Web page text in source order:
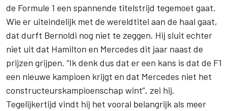
de Formule 1 een spannende titelstrijd tegemoet gaat.
Wie er uiteindelijk met de wereldtitel aan de haal gaat,
dat durft Bernoldi nog niet te zeggen. Hij sluit echter
niet uit dat Hamilton en Mercedes dit jaar naast de
prijzen grijpen. “Ik denk dus dat er een kans is dat de F1
een nieuwe kampioen krijgt en dat Mercedes niet het
constructeurskampioenschap wint”, zei hij.
Tegelijkertijd vindt hij het vooral belangrijk als meer